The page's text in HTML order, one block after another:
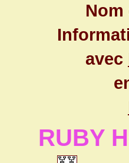
Nom
avec
RUBY